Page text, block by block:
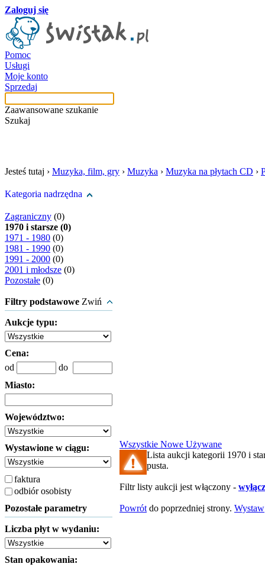
Zaloguj się
Pomoc
Usługi
Moje konto
Sprzedaj
Zaawansowane szukanie
Szukaj
Jesteś tutaj › Muzyka, film, gry › Muzyka › Muzyka na płytach CD ›
Kategoria nadrzędna
Zagraniczny (0)
1970 i starsze (0)
1971 - 1980 (0)
1981 - 1990 (0)
1991 - 2000 (0)
2001 i młodsze (0)
Pozostałe (0)
Filtry podstawowe Zwiń
Aukcje typu:
Cena:
od
do
Miasto:
Województwo:
Wystawione w ciągu:
faktura
odbiór osobisty
Pozostałe parametry
Liczba płyt w wydaniu:
Stan opakowania:
Wszystkie Nowe Używane
Lista aukcji kategorii 1970 i
pusta.
Filtr listy aukcji jest włączony -
Powrót do poprzedniej strony. Wystaw